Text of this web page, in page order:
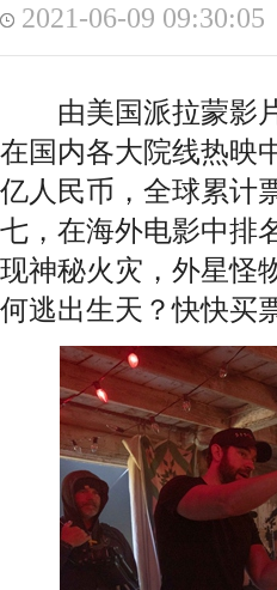
2021-06-09
由美国派拉蒙影片
在国内各大院线热映
亿人民币，全球累计
七，在海外电影中排
现神秘火灾，外星怪
何逃出生天？快快买